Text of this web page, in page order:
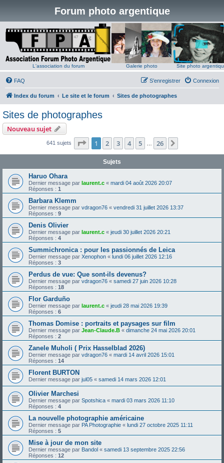
Forum photo argentique
L'association du forum Galerie photo Site photo
FAQ Connexion
S’enregistrer
Index du forum Le site et le forum Sites de photographes
Sites de photographes
Nouveau sujet
641 sujets Page 1sur26
1 2 3 4 5 26
Sujets
Haruo Ohara
Dernier message par laurent.c « mardi 04 août 2026 20:07
Réponses : 1
Barbara Klemm
Dernier message par vdragon76 « vendredi 31 juillet 2026 13:37
Réponses : 9
Denis Olivier
Dernier message par laurent.c « jeudi 30 juillet 2026 20:21
Réponses : 4
Summichronica : pour les passionnés de Leica
Dernier message par Xenophon « lundi 06 juillet 2026 12:16
Réponses : 3
Perdus de vue: Que sont-ils devenus?
Dernier message par vdragon76 « samedi 27 juin 2026 10:28
Réponses : 18
Flor Garduño
Dernier message par laurent.c « jeudi 28 mai 2026 19:39
Réponses : 6
Thomas Domise : portraits et paysages sur film
Dernier message par Jean-Claude.B « dimanche 24 mai 2026 20:01
Réponses : 2
Zanele Muholi ( Prix Hasselblad 2026)
Dernier message par vdragon76 « mardi 14 avril 2026 15:01
Réponses : 14
Florent BURTON
Dernier message par jul05 « samedi 14 mars 2026 12:01
Olivier Marchesi
Dernier message par Spotshica « mardi 03 mars 2026 11:10
Réponses : 4
La nouvelle photographie américaine
Dernier message par PA Photographie « lundi 27 octobre 2025 11:11
Réponses : 5
Mise à jour de mon site
Dernier message par Bandol « samedi 13 septembre 2025 22:56
Réponses : 12